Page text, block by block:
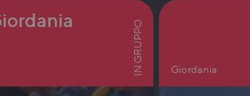
IN GRUPPO Giordania